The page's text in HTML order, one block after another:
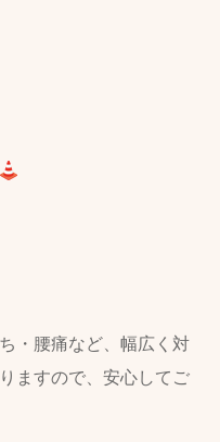
・腰痛など、幅広く対
ますので、安心してご